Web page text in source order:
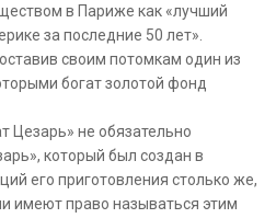
в Париже как «лучший
за последние 50 лет».
своим потомкам один из
богат золотой фонд
Цезарь» не обязательно
который был создан в
его приготовления столько же,
имеют право называться этим